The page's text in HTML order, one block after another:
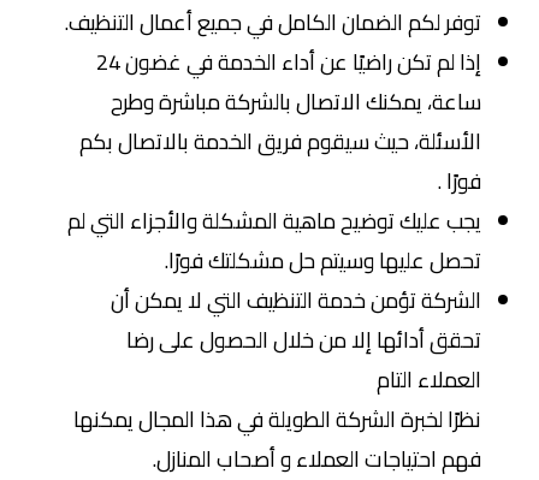
توفر لكم الضمان الكامل في جميع أعمال التنظيف.
إذا لم تكن راضيًا عن أداء الخدمة في غضون 24
ساعة، يمكنك الاتصال بالشركة مباشرة وطرح
الأسئلة، حيث سيقوم فريق الخدمة بالاتصال بكم
فورًا .
يجب عليك توضيح ماهية المشكلة والأجزاء التي لم
تحصل عليها وسيتم حل مشكلتك فورًا.
الشركة تؤمن خدمة التنظيف التي لا يمكن أن
تحقق أدائها إلا من خلال الحصول على رضا
العملاء التام
نظرًا لخبرة الشركة الطويلة في هذا المجال يمكنها
فهم احتياجات العملاء و أصحاب المنازل.